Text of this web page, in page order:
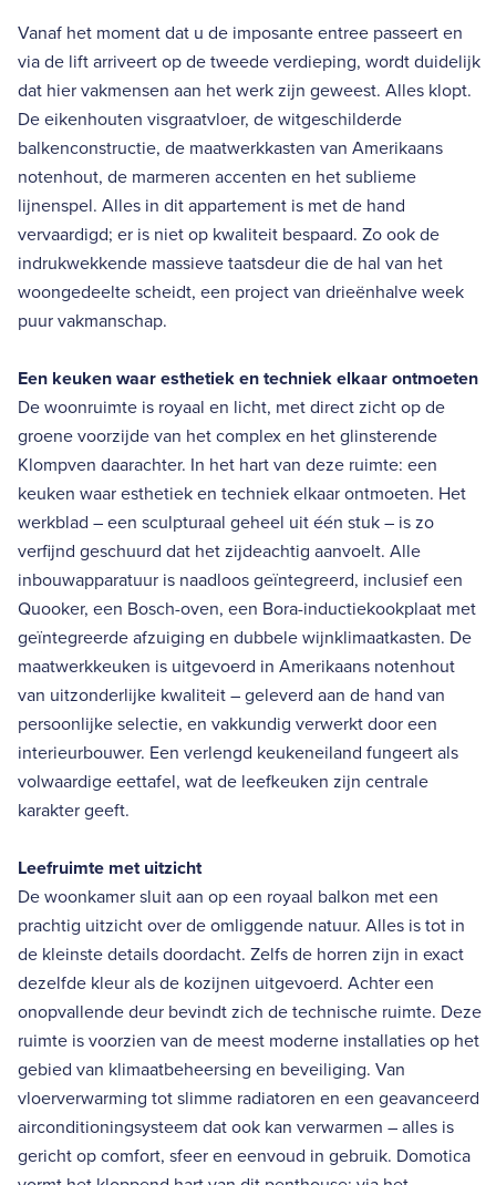
Vanaf het moment dat u de imposante entree passeert en
via de lift arriveert op de tweede verdieping, wordt duidelijk
dat hier vakmensen aan het werk zijn geweest. Alles klopt.
De eikenhouten visgraatvloer, de witgeschilderde
balkenconstructie, de maatwerkkasten van Amerikaans
notenhout, de marmeren accenten en het sublieme
lijnenspel. Alles in dit appartement is met de hand
vervaardigd; er is niet op kwaliteit bespaard. Zo ook de
indrukwekkende massieve taatsdeur die de hal van het
woongedeelte scheidt, een project van drieënhalve week
puur vakmanschap.
Een keuken waar esthetiek en techniek elkaar ontmoeten
De woonruimte is royaal en licht, met direct zicht op de
groene voorzijde van het complex en het glinsterende
Klompven daarachter. In het hart van deze ruimte: een
keuken waar esthetiek en techniek elkaar ontmoeten. Het
werkblad – een sculpturaal geheel uit één stuk – is zo
verfijnd geschuurd dat het zijdeachtig aanvoelt. Alle
inbouwapparatuur is naadloos geïntegreerd, inclusief een
Quooker, een Bosch-oven, een Bora-inductiekookplaat met
geïntegreerde afzuiging en dubbele wijnklimaatkasten. De
maatwerkkeuken is uitgevoerd in Amerikaans notenhout
van uitzonderlijke kwaliteit – geleverd aan de hand van
persoonlijke selectie, en vakkundig verwerkt door een
interieurbouwer. Een verlengd keukeneiland fungeert als
volwaardige eettafel, wat de leefkeuken zijn centrale
karakter geeft.
Leefruimte met uitzicht
De woonkamer sluit aan op een royaal balkon met een
prachtig uitzicht over de omliggende natuur. Alles is tot in
de kleinste details doordacht. Zelfs de horren zijn in exact
dezelfde kleur als de kozijnen uitgevoerd. Achter een
onopvallende deur bevindt zich de technische ruimte. Deze
ruimte is voorzien van de meest moderne installaties op het
gebied van klimaatbeheersing en beveiliging. Van
vloerverwarming tot slimme radiatoren en een geavanceerd
airconditioningsysteem dat ook kan verwarmen – alles is
gericht op comfort, sfeer en eenvoud in gebruik. Domotica